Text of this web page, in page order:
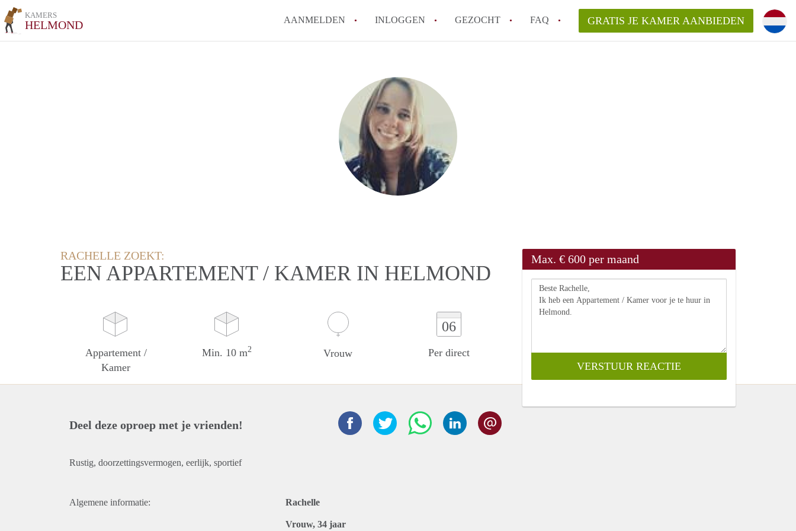
KAMERS
HELMOND AANMELDEN INLOGGEN GEZOCHT FAQ
Hoeveel kost het om te reageren op een Kamer in Helmond?
Wat is de privacyverklaring van KamersHelmond?
Berekent KamersHelmond makelaarsvergoeding/bemiddelingsvergoeding?
Alle veelgestelde vragen
GRATIS JE KAMER AANBIEDEN
RACHELLE ZOEKT:
EEN APPARTEMENT / KAMER IN HELMOND
Appartement /
Kamer
Min. 10 m2 Vrouw
06
Per direct
Max. € 600 per maand
Deel deze oproep met je vrienden!
Rustig, doorzettingsvermogen, eerlijk, sportief
Algemene informatie: Rachelle
Vrouw, 34 jaar